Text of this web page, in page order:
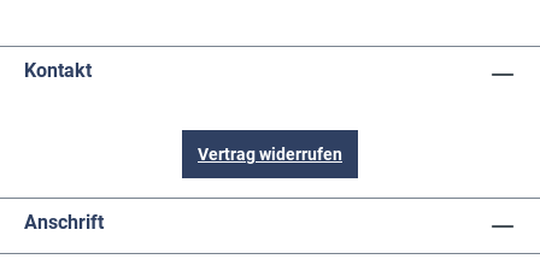
Kontakt
Vertrag widerrufen
Anschrift